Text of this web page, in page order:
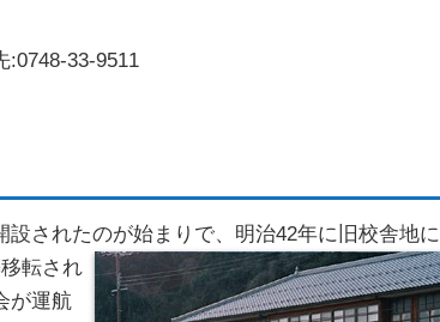
:0748-33-9511
されたのが始まりで、明治42年に 旧校舎地に
転され
が運航